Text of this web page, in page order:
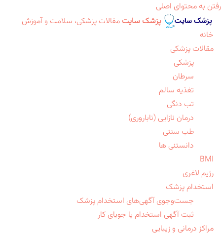
رفتن به محتوای اصلی
پزشک سایت مقالات پزشکی، سلامت و آموزش
خانه
مقالات پزشکی
پزشکی
سرطان
تغذیه سالم
تب دنگی
درمان نازایی (ناباروری)
طب سنتی
دانستنی ها
BMI
رژیم لاغری
استخدام پزشک
جست‌وجوی آگهی‌های استخدام پزشک
ثبت آگهی استخدام یا جویای کار
مراکز درمانی و زیبایی